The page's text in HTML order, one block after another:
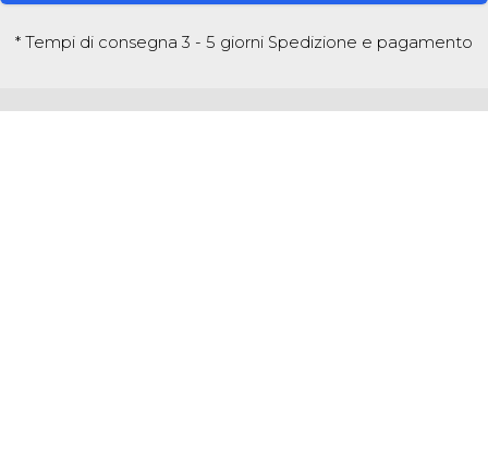
* Tempi di consegna 3 - 5 giorni Spedizione e pagamento